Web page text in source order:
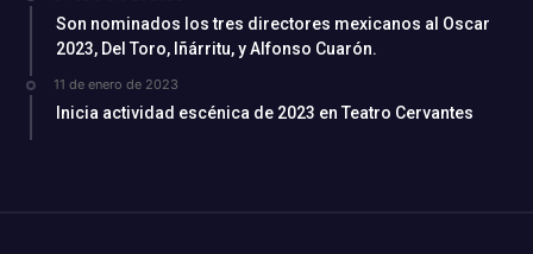
Son nominados los tres directores mexicanos al Oscar
2023, Del Toro, Iñárritu, y Alfonso Cuarón.
11 de enero de 2023
Inicia actividad escénica de 2023 en Teatro Cervantes